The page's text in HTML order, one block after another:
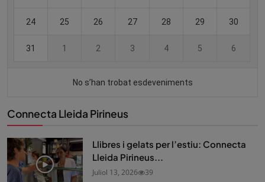
Connecta Lleida Pirineus
Llibres i gelats per l’estiu: Connecta
Lleida Pirineus...
Juliol 13, 2026 39